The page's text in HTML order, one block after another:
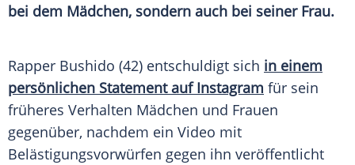
bei dem Mädchen, sondern auch bei seiner Frau.
Rapper Bushido (42) entschuldigt sich in einem
persönlichen Statementauf Instagram für sein
früheres Verhalten Mädchen und Frauen
gegenüber, nachdem ein Video mit
Belästigungsvorwürfen gegen ihn veröffentlicht